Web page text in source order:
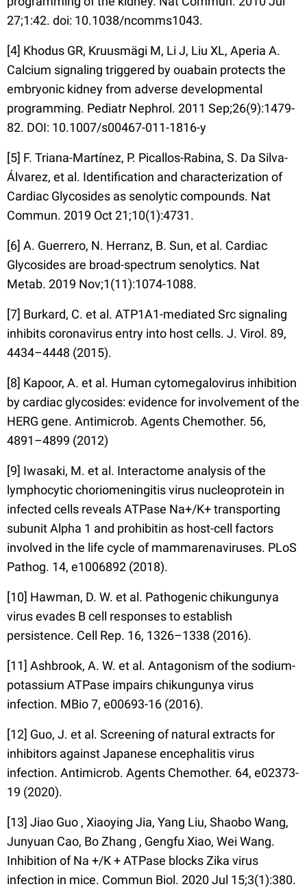
27;1:42. doi: 10.1038/ncomms1043.
[4] Khodus GR, Kruusmägi M, Li J, Liu XL, Aperia A.
Calcium signaling triggered by ouabain protects the
embryonic kidney from adverse developmental
programming. Pediatr Nephrol. 2011 Sep;26(9):1479-
82. DOI: 10.1007/s00467-011-1816-y
[5] F. Triana-Martínez, P. Picallos-Rabina, S. Da Silva-
Álvarez, et al. Identification and characterization of
Cardiac Glycosides as senolytic compounds. Nat
Commun. 2019 Oct 21;10(1):4731.
[6] A. Guerrero, N. Herranz, B. Sun, et al. Cardiac
Glycosides are broad-spectrum senolytics. Nat
Metab. 2019 Nov;1(11):1074-1088.
[7] Burkard, C. et al. ATP1A1-mediated Src signaling
inhibits coronavirus entry into host cells. J. Virol. 89,
4434–4448 (2015).
[8] Kapoor, A. et al. Human cytomegalovirus inhibition
by cardiac glycosides: evidence for involvement of the
HERG gene. Antimicrob. Agents Chemother. 56,
4891–4899 (2012)
[9] Iwasaki, M. et al. Interactome analysis of the
lymphocytic choriomeningitis virus nucleoprotein in
infected cells reveals ATPase Na+/K+ transporting
subunit Alpha 1 and prohibitin as host-cell factors
involved in the life cycle of mammarenaviruses. PLoS
Pathog. 14, e1006892 (2018).
[10] Hawman, D. W. et al. Pathogenic chikungunya
virus evades B cell responses to establish
persistence. Cell Rep. 16, 1326–1338 (2016).
[11] Ashbrook, A. W. et al. Antagonism of the sodium-
potassium ATPase impairs chikungunya virus
infection. MBio 7, e00693-16 (2016).
[12] Guo, J. et al. Screening of natural extracts for
inhibitors against Japanese encephalitis virus
infection. Antimicrob. Agents Chemother. 64, e02373-
19 (2020).
[13] Jiao Guo , Xiaoying Jia, Yang Liu, Shaobo Wang,
Junyuan Cao, Bo Zhang , Gengfu Xiao, Wei Wang.
Inhibition of Na +/K + ATPase blocks Zika virus
infection in mice. Commun Biol. 2020 Jul 15;3(1):380.